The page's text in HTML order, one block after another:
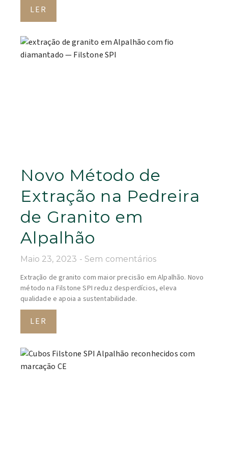
LER
Novo Método de
Extração na Pedreira
de Granito em
Alpalhão
Maio 23, 2023 Sem comentários
Extração de granito com maior precisão em Alpalhão. Novo
método na Filstone SPI reduz desperdícios, eleva
qualidade e apoia a sustentabilidade.
LER